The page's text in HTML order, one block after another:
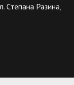
Степана Разина,